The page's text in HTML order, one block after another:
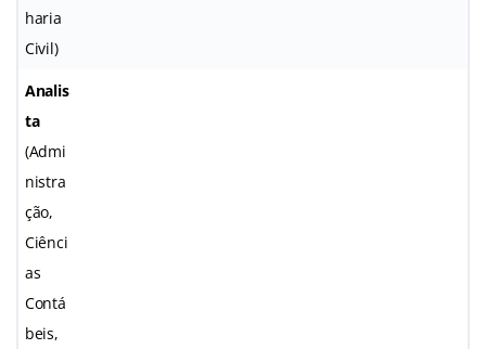
haria
Civil)
Analis
ta
(Admi
nistra
ção,
Ciênci
as
Contá
beis,